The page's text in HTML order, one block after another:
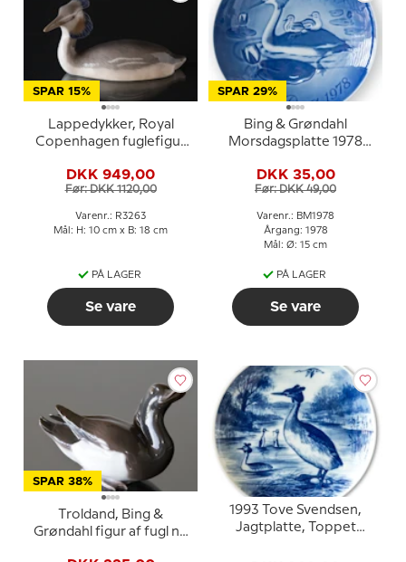
SPAR 15%
Lappedykker, Royal
Copenhagen fuglefigur
DKK 949,00
Før: DKK 1120,00
Varenr.: R3263
Mål: H: 10 cm x B: 18 cm
PÅ LAGER
Se vare
SPAR 29%
Bing & Grøndahl
Morsdagsplatte 1978
DKK 35,00
Før: DKK 49,00
Varenr.: BM1978
Årgang: 1978
Mål: Ø: 15 cm
PÅ LAGER
Se vare
SPAR 38%
Troldand, Bing &
Grøndahl figur af fugl nr.
1993 Tove Svendsen,
Jagtplatte, Toppet